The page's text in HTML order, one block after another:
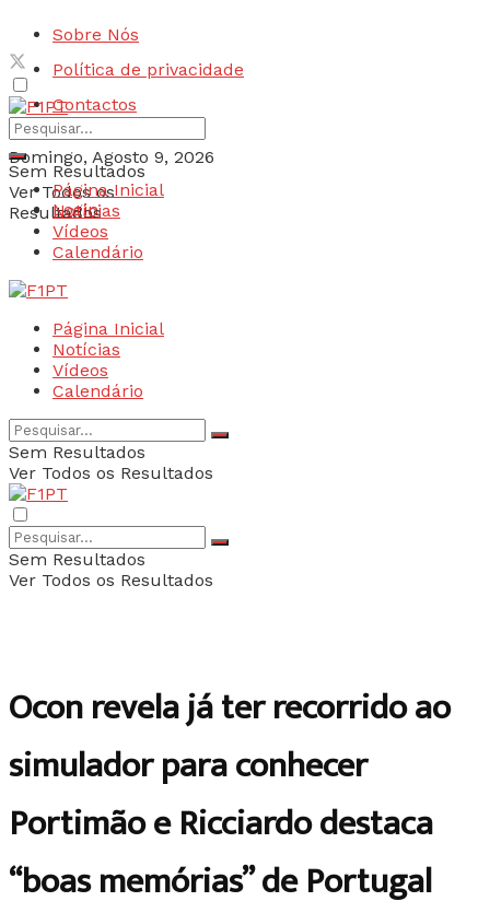
Sobre Nós
Política de privacidade
Contactos
Domingo, Agosto 9, 2026
Login
Sem Resultados
Ver Todos os
Resultados
Página Inicial
Notícias
Vídeos
Calendário
Página Inicial
Notícias
Vídeos
Calendário
Sem Resultados
Ver Todos os Resultados
Sem Resultados
Ver Todos os Resultados
Ocon revela já ter recorrido ao
simulador para conhecer
Portimão e Ricciardo destaca
“boas memórias” de Portugal